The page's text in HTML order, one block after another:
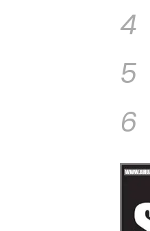
4
5
6